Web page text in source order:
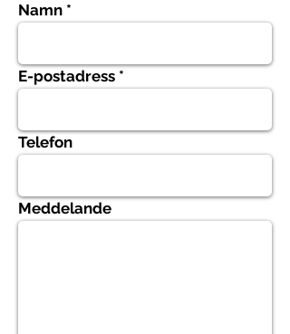
Namn
E-postadress
Telefon
Meddelande